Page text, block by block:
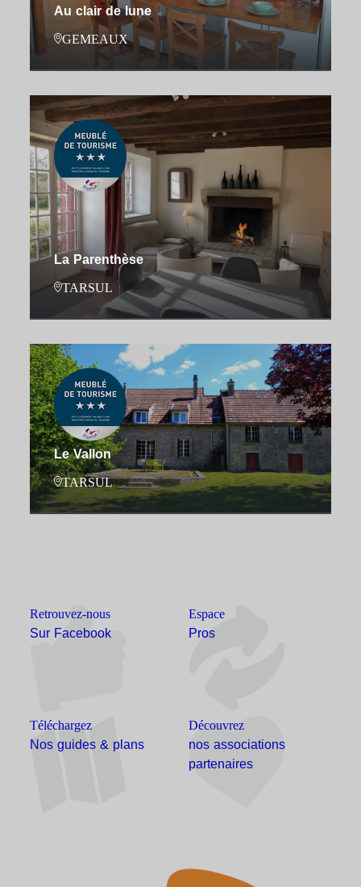
Au clair de lune
GEMEAUX
La Parenthèse
TARSUL
Le Vallon
TARSUL
Retrouvez-nous
Sur Facebook
Espace
Pros
Téléchargez
Nos guides & plans
Découvrez
nos associations
partenaires